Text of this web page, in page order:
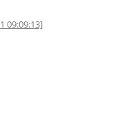
09:09:13]